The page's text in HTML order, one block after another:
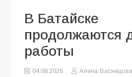
В Батайске
продолжаются
работы
04.08.2026
Алена Васнецова